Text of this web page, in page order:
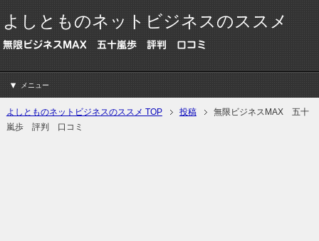
よしとものネットビジネスのススメ
無限ビジネスMAX 五十嵐歩 評判 口コミ
メニュー
よしとものネットビジネスのススメ TOP 投稿
無限ビジネスMAX 五十
嵐歩 評判 口コミ